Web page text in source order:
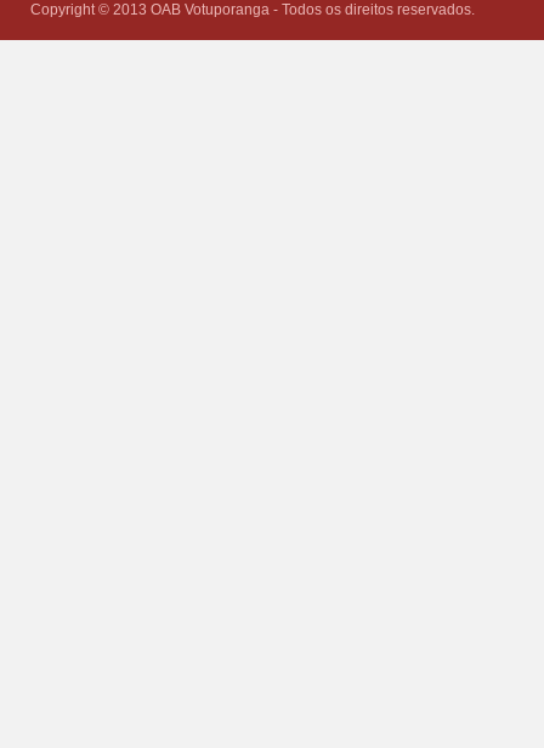
Copyright © 2013 OAB Votuporanga - Todos os direitos reservados.